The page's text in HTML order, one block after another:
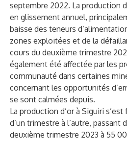
septembre 2022. La production
en glissement annuel,
baisse des teneurs
zones exploitées et de la
cours du deuxième trimestre
également été affectée par les
communauté dans certaines
concernant les opportunités
se sont calmées depuis.
La production d’or à Siguiri
d’un trimestre à l’autre, passant
deuxième trimestre 2023 à 55